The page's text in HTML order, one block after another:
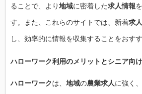
ることで、より地域に密着した求人情報
す。また、これらのサイトでは、新着求人
し、効率的に情報を収集することをおすす
ハローワーク利用のメリット とシニア向
ハローワークは、 地域の農業求人に強く、